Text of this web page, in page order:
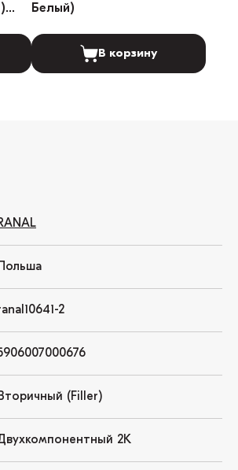
Белый)
В корзину
Польша
2
(Filler)
2K